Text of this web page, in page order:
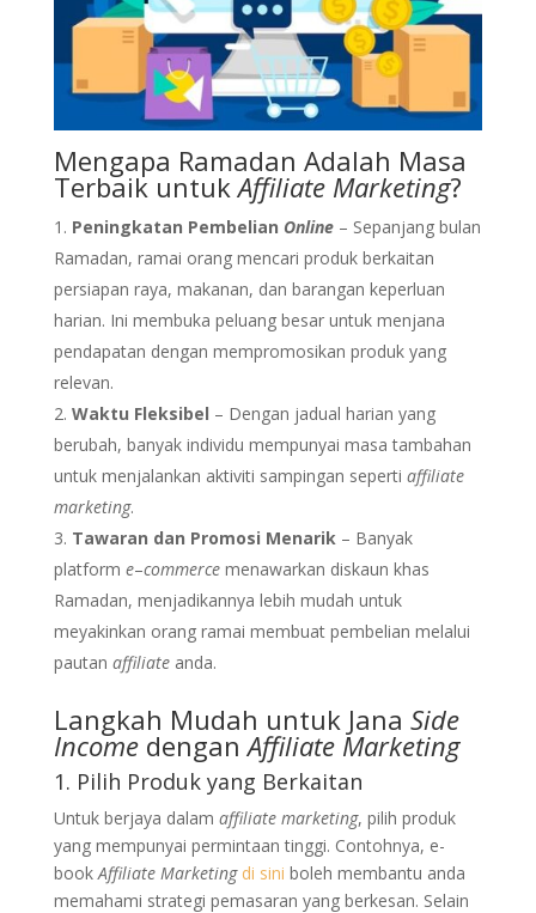
Mengapa Ramadan Adalah Masa
Terbaik untukAffiliate Marketing?
Peningkatan Pembelian Online – Sepanjang bulan
Ramadan, ramai orang mencari produk berkaitan
persiapan raya, makanan, dan barangan keperluan
harian. Ini membuka peluang besar untuk menjana
pendapatan dengan mempromosikan produk yang
relevan.
Waktu Fleksibel – Dengan jadual harian yang
berubah, banyak individu mempunyai masa tambahan
untuk menjalankan aktiviti sampingan seperti affiliate
marketing.
Tawaran dan Promosi Menarik– Banyak
platform e–commerce menawarkan diskaun khas
Ramadan, menjadikannya lebih mudah untuk
meyakinkan orang ramai membuat pembelian melalui
pautan affiliateanda.
Langkah Mudah untuk Jana Side
IncomedenganAffiliate Marketing
1. Pilih Produk yang Berkaitan
Untuk berjaya dalam affiliate marketing, pilih produk
yang mempunyai permintaan tinggi. Contohnya, e-
bookAffiliate Marketing di sini boleh membantu anda
memahami strategi pemasaran yang berkesan. Selain